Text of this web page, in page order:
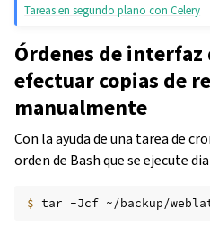
Tareas en segundo plano con Celery
Órdenes de interfaz
efectuar copias de
manualmente
Con la ayuda de una tarea de
orden de Bash que se ejecute
$ tar -Jcf ~/backup/